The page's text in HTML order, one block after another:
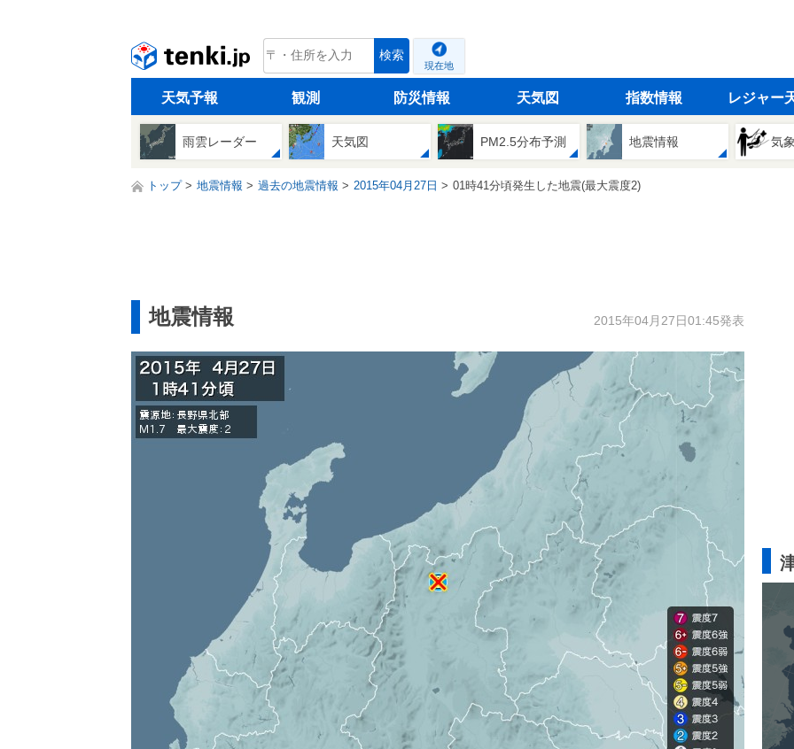
tenki.jp 検索
現在地
天気予報 観測 防災情報 天気図 指数情報 レジャー
雨雲レーダー 天気図 PM2.5分布予測 地震情報 気
トップ 地震情報 過去の地震情報 2015年04月27日 01時41分頃発生した地震(最大震度2)
地震情報 2015年04月27日01:45発表